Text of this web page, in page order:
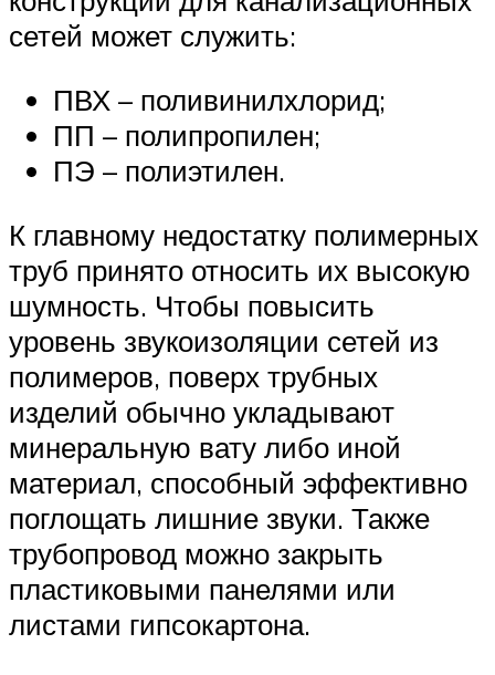
сетей может служить:
ПВХ – поливинилхлорид;
ПП – полипропилен;
ПЭ – полиэтилен.
К главному недостатку полимерных
труб принято относить их высокую
шумность. Чтобы повысить
уровень звукоизоляции сетей из
полимеров, поверх трубных
изделий обычно укладывают
минеральную вату либо иной
материал, способный эффективно
поглощать лишние звуки. Также
трубопровод можно закрыть
пластиковыми панелями или
листами гипсокартона.